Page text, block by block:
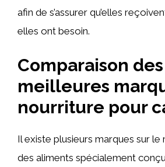
afin de s’assurer qu’elles
elles ont besoin.
Comparaison des
meilleures
nourriture pour
Il existe plusieurs marques sur
des aliments spécialement